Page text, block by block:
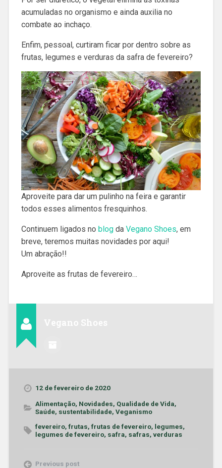
acumuladas no organismo e ainda auxilia no
combate ao inchaço.
Enfim, pessoal, curtiram ficar por dentro sobre as
frutas, legumes e verduras da safra de fevereiro?
Aproveite para dar um pulinho na feira e garantir
todos esses alimentos fresquinhos.
Continuem ligados no blogda Vegano Shoes, em
breve, teremos muitas novidades por aqui!
Um abração!!
Aproveite as frutas de fevereiro…
Vegano Shoes
12 de fevereiro de 2020
Alimentação, Novidades, Qualidade de Vida,
Saúde, sustentabilidade, Veganismo
fevereiro, frutas, frutas de fevereiro, legumes,
legumes de fevereiro, safra, safras, verduras
Previous post